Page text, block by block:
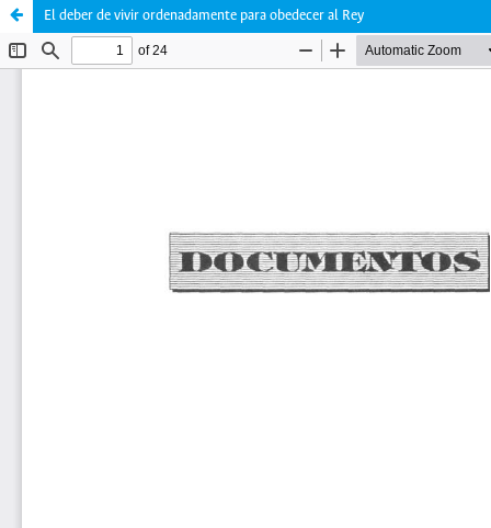
El deber de vivir ordenadamente para obedecer al Rey